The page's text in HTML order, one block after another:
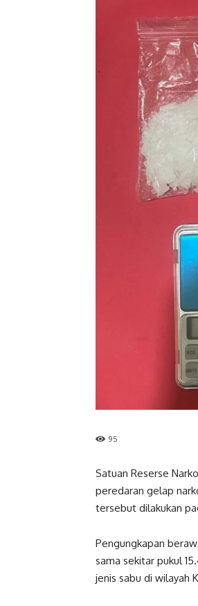
95
Satuan Reserse
peredaran gelap
tersebut dilakukan
Pengungkapan
sama sekitar pukul
jenis sabu di wilayah